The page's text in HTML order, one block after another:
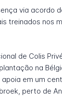
via acordo
treinados nos
de Colis
na
em um
perto de